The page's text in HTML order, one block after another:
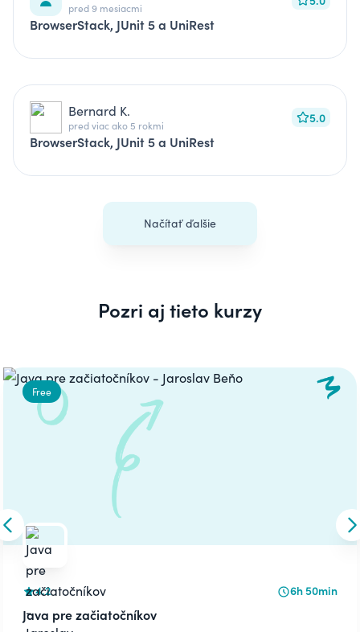
pred 9 mesiacmi
BrowserStack, JUnit 5 a UniRest
Bernard K.
pred viac ako 5 rokmi 5.0
BrowserStack, JUnit 5 a UniRest
Načítať ďalšie
Pozri aj tieto kurzy
Carousel
Skip to previous slide
Free
4.2 6h 50min
Java pre začiatočníkov